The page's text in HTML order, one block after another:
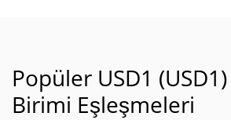
Popüler USD1
Birimi Eşleşmeleri